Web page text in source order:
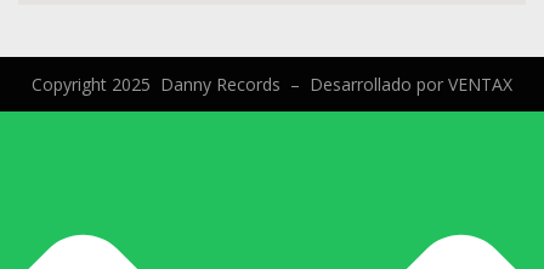
Copyright 2025 Danny Records – Desarrollado por VENTAX